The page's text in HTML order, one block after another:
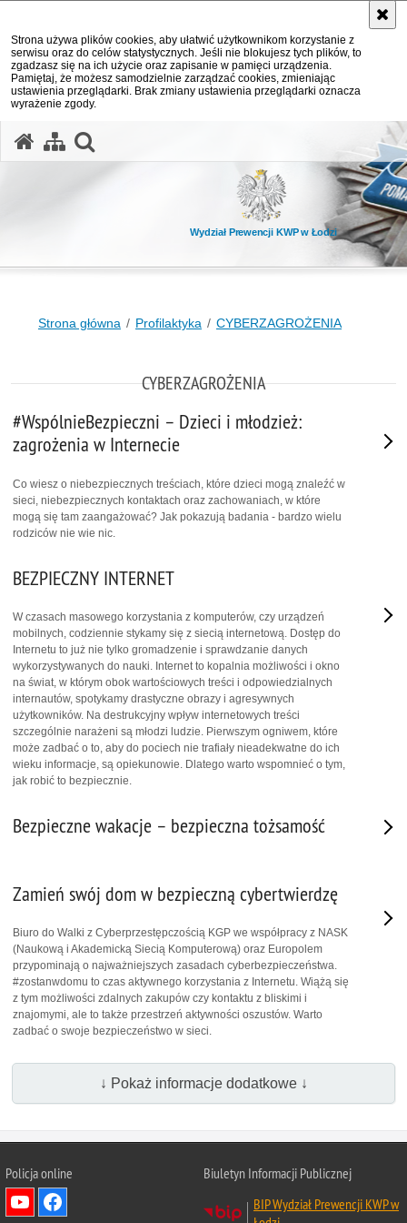
Strona używa plików cookies, aby ułatwić użytkownikom korzystanie z
serwisu oraz do celów statystycznych. Jeśli nie blokujesz tych plików, to
zgadzasz się na ich użycie oraz zapisanie w pamięci urządzenia.
Pamiętaj, że możesz samodzielnie zarządzać cookies, zmieniając
ustawienia przeglądarki. Brak zmiany ustawienia przeglądarki oznacza
wyrażenie zgody.
Wydział Prewencji KWP w Łodzi
Strona główna Profilaktyka CYBERZAGROŻENIA
CYBERZAGROŻENIA
#WspólnieBezpieczni – Dzieci i młodzież:
zagrożenia w Internecie
Co wiesz o niebezpiecznych treściach, które dzieci mogą znaleźć w
sieci, niebezpiecznych kontaktach oraz zachowaniach, w które
mogą się tam zaangażować? Jak pokazują badania - bardzo wielu
rodziców nie wie nic.
BEZPIECZNY INTERNET
W czasach masowego korzystania z komputerów, czy urządzeń
mobilnych, codziennie stykamy się z siecią internetową. Dostęp do
Internetu to już nie tylko gromadzenie i sprawdzanie danych
wykorzystywanych do nauki. Internet to kopalnia możliwości i okno
na świat, w którym obok wartościowych treści i odpowiedzialnych
internautów, spotykamy drastyczne obrazy i agresywnych
użytkowników. Na destrukcyjny wpływ internetowych treści
szczególnie narażeni są młodzi ludzie. Pierwszym ogniwem, które
może zadbać o to, aby do pociech nie trafiały nieadekwatne do ich
wieku informacje, są opiekunowie. Dlatego warto wspomnieć o tym,
jak robić to bezpiecznie.
Bezpieczne wakacje – bezpieczna tożsamość
Zamień swój dom w bezpieczną cybertwierdzę
Biuro do Walki z Cyberprzestępczością KGP we współpracy z NASK
(Naukową i Akademicką Siecią Komputerową) oraz Europolem
przypominają o najważniejszych zasadach cyberbezpieczeństwa.
#zostanwdomu to czas aktywnego korzystania z Internetu. Wiążą się
z tym możliwości zdalnych zakupów czy kontaktu z bliskimi i
znajomymi, ale to także przestrzeń aktywności oszustów. Warto
zadbać o swoje bezpieczeństwo w sieci.
↓ Pokaż informacje dodatkowe ↓
Policja online
Biuletyn Informacji Publicznej
BIP Wydział Prewencji KWP w